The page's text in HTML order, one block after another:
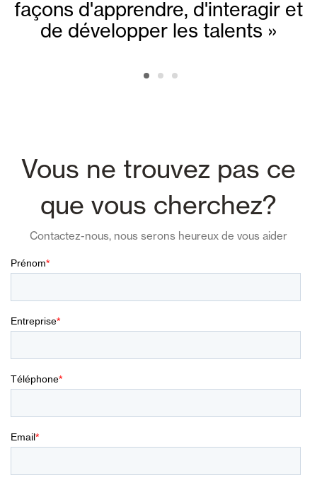
façons d'apprendre, d'interagir et
de développer les talents »
Vous ne trouvez pas ce
que vous cherchez?
Contactez-nous, nous serons heureux de vous aider